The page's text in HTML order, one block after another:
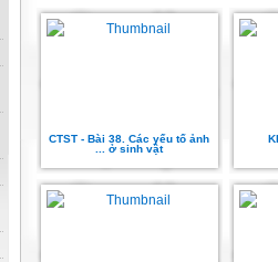
CTST - Bài 38. Các yếu tố ảnh
... ở sinh vật